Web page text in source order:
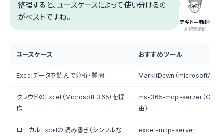
テキトー教師
.AI認定講師
整理すると、ユースケースによって使い分けるの
がベストですね。
ユースケース おすすめツール
Excelデータを読んで分析・質問 MarkItDown（microsoft/
クラウドのExcel（Microsoft 365）を操
作
ms-365-mcp-server（
由）
ローカルExcelの読み書き（シンプルな
excel-mcp-server